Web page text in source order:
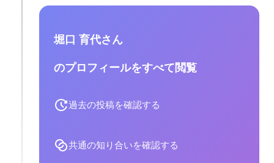
堀口 育代さん
のプロフィールをすべて閲覧
過去の投稿を確認する
共通の知り合いを確認する